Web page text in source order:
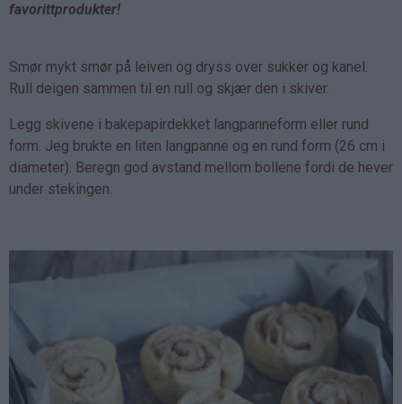
favorittprodukter!
Smør mykt smør på leiven og dryss over sukker og kanel.
Rull deigen sammen til en rull og skjær den i skiver.
Legg skivene i bakepapirdekket langpanneform eller rund
form. Jeg brukte en liten langpanne og en rund form (26 cm i
diameter). Beregn god avstand mellom bollene fordi de hever
under stekingen.